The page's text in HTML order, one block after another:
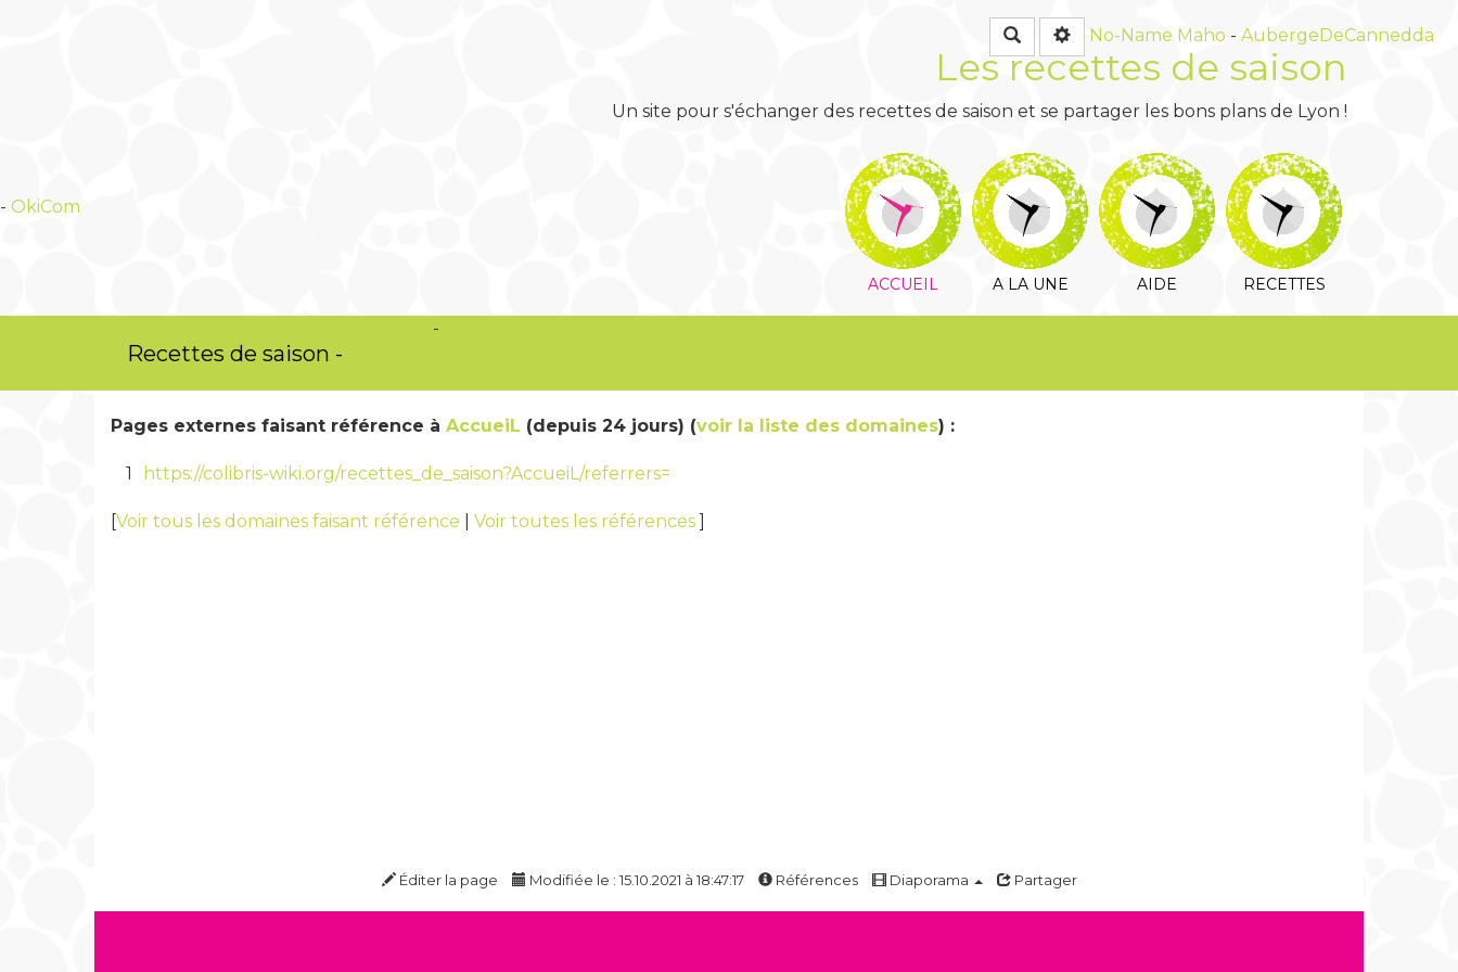
RechercherNo-Name Maho - AubergeDeCannedda
Les recettes de saison
Un site pour s'échanger des recettes de saison et se partager les bons plans de Lyon !
- OkiCom
Recettes de saison -
-
ACCUEIL A LA UNE AIDE RECETTES
Pages externes faisant référence à AccueiL (depuis 24 jours) (voir la liste des domaines) :
1 https://colibris-wiki.org/recettes_de_saison?AccueiL/referrers=
[Voir tous les domaines faisant référence Voir toutes les références ]
Éditer la page Modifiée le : 15.10.2021 à 18:47:17 Références Diaporama Partager